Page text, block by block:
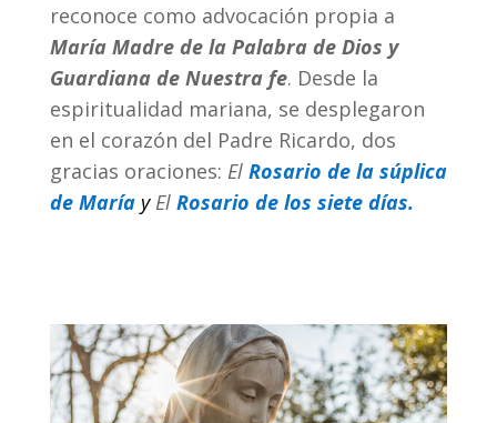
reconoce como advocación propia a
María Madre de la Palabra de Dios y
Guardiana de Nuestra fe. Desde la
espiritualidad mariana, se desplegaron
en el corazón del Padre Ricardo, dos
gracias oraciones: El Rosario de la súplica
de María y El Rosario de los siete días.